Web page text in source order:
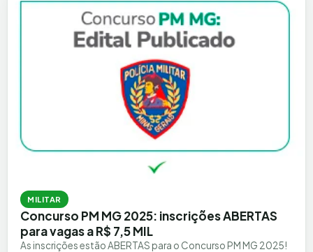
MILITAR
Concurso PM MG 2025: inscrições ABERTAS
para vagas a R$ 7,5 MIL
As inscrições estão ABERTAS para o Concurso PM MG 2025!